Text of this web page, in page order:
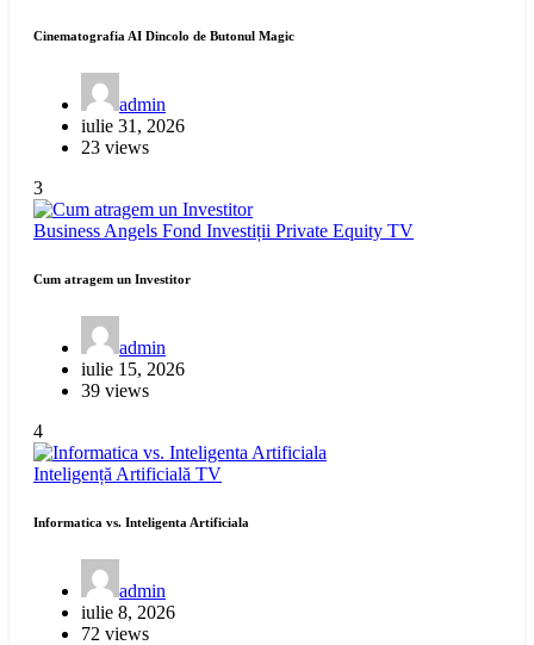
Cinematografia AI Dincolo de Butonul Magic
admin
iulie 31, 2026
23 views
3
Business Angels Fond Investiții Private Equity TV
Cum atragem un Investitor
admin
iulie 15, 2026
39 views
4
Inteligență Artificială TV
Informatica vs. Inteligenta Artificiala
admin
iulie 8, 2026
72 views